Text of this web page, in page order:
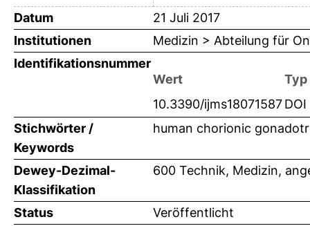
Datum
21 Juli 2017
Institutionen
Medizin > Abteilung für
Identifikationsnummer
Wert
Typ
10.3390/ijms18071587DOI
Stichwörter /
Keywords
human chorionic
Dewey-Dezimal-
Klassifikation
600 Technik, Medizin,
Status
Veröffentlicht